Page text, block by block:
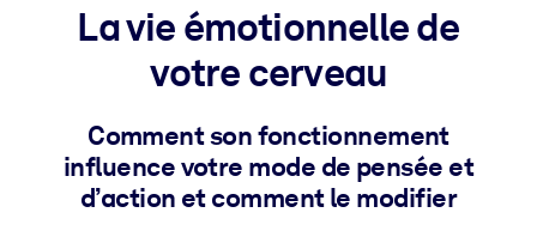
For LMS/LXP
Bring bite-sized, verified knowledge into your LMS/LXP for
learning results.
For Corporate Libraries
La vie émotionnelle de
votre cerveau
Comment son fonctionnement
influence votre mode de pensée et
d’action et comment le modifier